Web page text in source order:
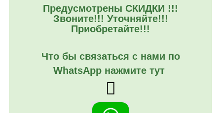
Предусмотрены СКИДКИ !!!
Звоните!!! Уточняйте!!!
Приобретайте!!!
Что бы связаться с нами по
WhatsApp нажмите тут